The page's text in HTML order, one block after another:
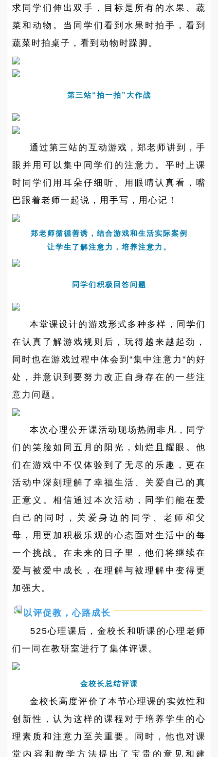
求同学们伸出双手，目标是所有的水果、蔬
菜和动物。当同学们看到水果时拍手，看到
蔬菜时拍桌子，看到动物时跺脚。
第三站“拍一拍”大作战
通过第三站的互动游戏，郑老师讲到，手
眼并用可以集中同学们的注意力。平时上课
时同学们用耳朵仔细听、用眼睛认真看，嘴
巴跟着老师一起说，用手写，用心记！
郑老师循循善诱，结合游戏和生活实际案例
让学生了解注意力，培养注意力。
同学们积极回答问题
本堂课设计的游戏形式多种多样，同学们
在认真了解游戏规则后，玩得越来越起劲，
同时也在游戏过程中体会到"集中注意力"的好
处，并意识到要努力改正自身存在的一些注
意力问题。
本次心理公开课活动现场热闹非凡，同学
们的笑脸如同五月的阳光，灿烂且耀眼。他
们在游戏中不仅体验到了无尽的乐趣，更在
活动中深刻理解了幸福生活、关爱自己的真
正意义。相信通过本次活动，同学们能在爱
自己的同时，关爱身边的同学、老师和父
母，用更加积极乐观的心态面对生活中的每
一个挑战。在未来的日子里，他们将继续在
爱与被爱中成长，在理解与被理解中变得更
加强大。
以评促教，心路成长
525心理课后，金校长和听课的心理老师
们一同在教研室进行了集体评课。
金校长总结评课
金校长高度评价了本节心理课的实效性和
创新性，认为这样的课程对于培养学生的心
理素质和注意力至关重要。同时，他也对课
堂内容和教学方法提出了宝贵的意见和建